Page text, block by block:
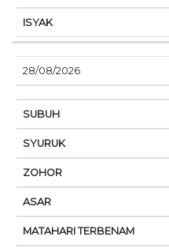
28/08/2026